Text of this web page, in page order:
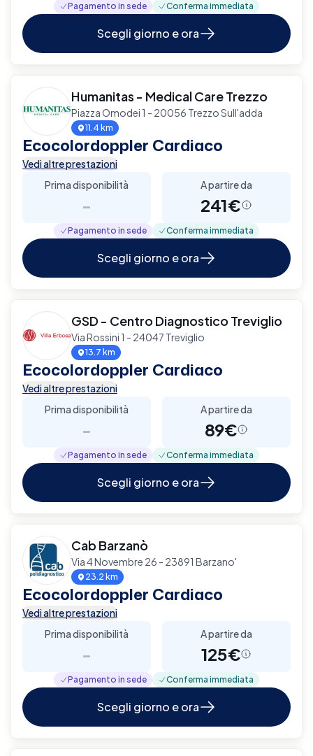
Pagamento in sede Conferma immediata
Scegli giorno e ora
Humanitas - Medical Care Trezzo
Piazza Omodei 1 - 20056 Trezzo Sull'adda
11.4 km
Ecocolordoppler Cardiaco
Vedi altre prestazioni
Prima disponibilità
-
A partire da
241€
Pagamento in sede Conferma immediata
Scegli giorno e ora
GSD - Centro Diagnostico Treviglio
Via Rossini 1 - 24047 Treviglio
13.7 km
Ecocolordoppler Cardiaco
Vedi altre prestazioni
Prima disponibilità
-
A partire da
89€
Pagamento in sede Conferma immediata
Scegli giorno e ora
Cab Barzanò
Via 4 Novembre 26 - 23891 Barzano'
23.2 km
Ecocolordoppler Cardiaco
Vedi altre prestazioni
Prima disponibilità
-
A partire da
125€
Pagamento in sede Conferma immediata
Scegli giorno e ora